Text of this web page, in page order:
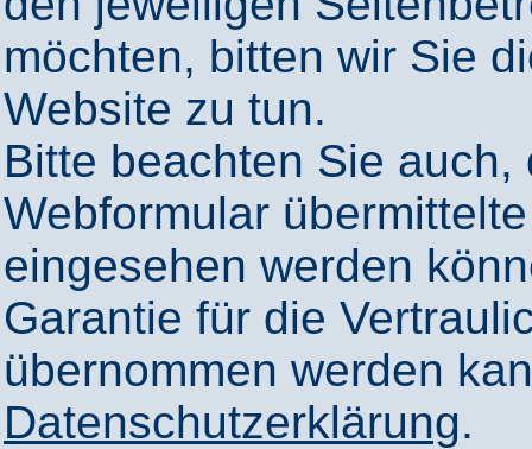
möchten, bitten wir Sie
Website zu tun.
Bitte beachten Sie
Webformular
eingesehen werden
Garantie für die
übernommen werden
Datenschutzerklärung.